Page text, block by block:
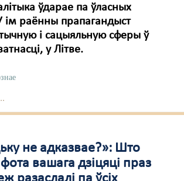
ўдарае па ўласных
ім раённы прапагандыст
і сацыяльную сферы ў
у Літве.
не адказвае?»: Што
вашага дзіцяці праз